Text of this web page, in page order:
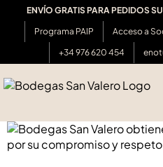
Saltar
contenido
ENVÍO GRATIS PARA PEDIDOS
Programa PAIP
Acceso a
+34 976 620 454
Bodegas San Valero
PROWINE por su
medio